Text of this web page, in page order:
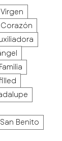
Virgen
San Benito